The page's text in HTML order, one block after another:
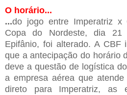
O horário...
...do jogo entre Imperatriz x
Copa do Nordeste, dia 21
Epifânio, foi alterado. A CBF
que a antecipação do horário
deve a questão de logística
a empresa aérea que
direto para Imperatriz, as